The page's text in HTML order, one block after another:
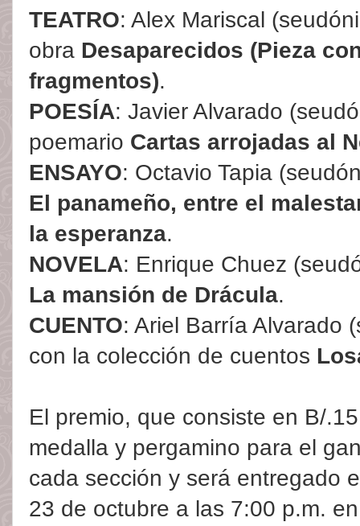
TEATRO: Alex Mariscal
obra Desaparecidos (Pieza
fragmentos).
POESÍA: Javier Alvarado
poemario Cartas arrojadas al
ENSAYO: Octavio Tapia
El panameño, entre el
la esperanza.
NOVELA: Enrique Chuez
La mansión de Drácula.
CUENTO: Ariel Barría Alvarado
con la colección de cuentos
El premio, que consiste en B/
medalla y pergamino para el
cada sección y será entregado
23 de octubre a las 7:00 p.m.